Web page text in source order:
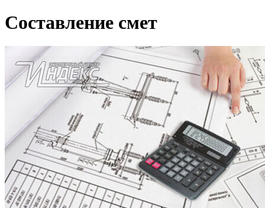
Составление смет